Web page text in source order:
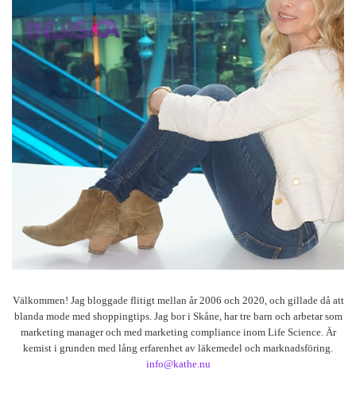
Välkommen! Jag bloggade flitigt mellan år 2006 och 2020, och gillade då att
blanda mode med shoppingtips. Jag bor i Skåne, har tre barn och arbetar som
marketing manager och med marketing compliance inom Life Science. Är
kemist i grunden med lång erfarenhet av läkemedel och marknadsföring.
info@kathe.nu